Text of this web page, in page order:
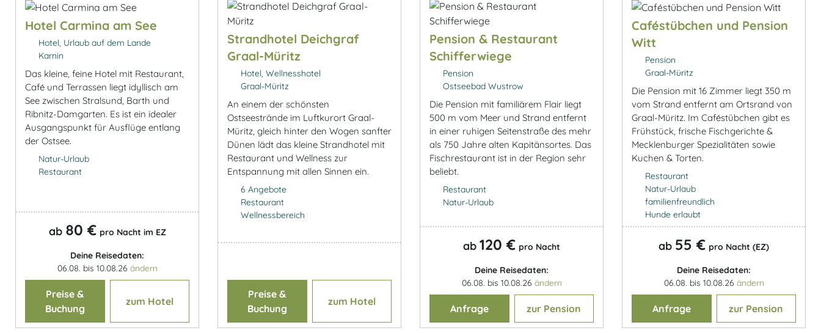
Hotel Carmina am See
Hotel, Urlaub auf dem Lande
Karnin
Das kleine, feine Hotel mit Restaurant,
Café und Terrassen liegt idyllisch am
See zwischen Stralsund, Barth und
Ribnitz-Damgarten. Es ist ein idealer
Ausgangspunkt für Ausflüge entlang
der Ostsee.
Natur-Urlaub
Restaurant
ab 80 € pro Nacht im EZ
Deine Reisedaten:
06.08. bis 10.08.26 ändern
Preise &
Buchung
zum Hotel
Strandhotel Deichgraf
Graal-Müritz
Hotel, Wellnesshotel
Graal-Müritz
An einem der schönsten
Ostseestrände im Luftkurort Graal-
Müritz, gleich hinter den Wogen sanfter
Dünen lädt das kleine Strandhotel mit
Restaurant und Wellness zur
Entspannung mit allen Sinnen ein.
6 Angebote
Restaurant
Wellnessbereich
Preise &
Buchung
zum Hotel
Pension & Restaurant
Schifferwiege
Pension
Ostseebad Wustrow
Die Pension mit familiärem Flair liegt
500 m vom Meer und Strand entfernt
in einer ruhigen Seitenstraße des mehr
als 750 Jahre alten Kapitänsortes. Das
Fischrestaurant ist in der Region sehr
beliebt.
Restaurant
Natur-Urlaub
ab 120 € pro Nacht
Deine Reisedaten:
06.08. bis 10.08.26 ändern
Anfrage zur Pension
Caféstübchen und Pension
Witt
Pension
Graal-Müritz
Die Pension mit 16 Zimmer liegt 350 m
vom Strand entfernt am Ortsrand von
Graal-Müritz. Im Caféstübchen gibt es
Frühstück, frische Fischgerichte &
Mecklenburger Spezialitäten sowie
Kuchen & Torten.
Restaurant
Natur-Urlaub
familienfreundlich
Hunde erlaubt
ab 55 € pro Nacht (EZ)
Deine Reisedaten:
06.08. bis 10.08.26 ändern
Anfrage zur Pension